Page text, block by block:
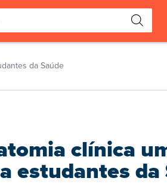
da Saúde
clínica
estudantes da